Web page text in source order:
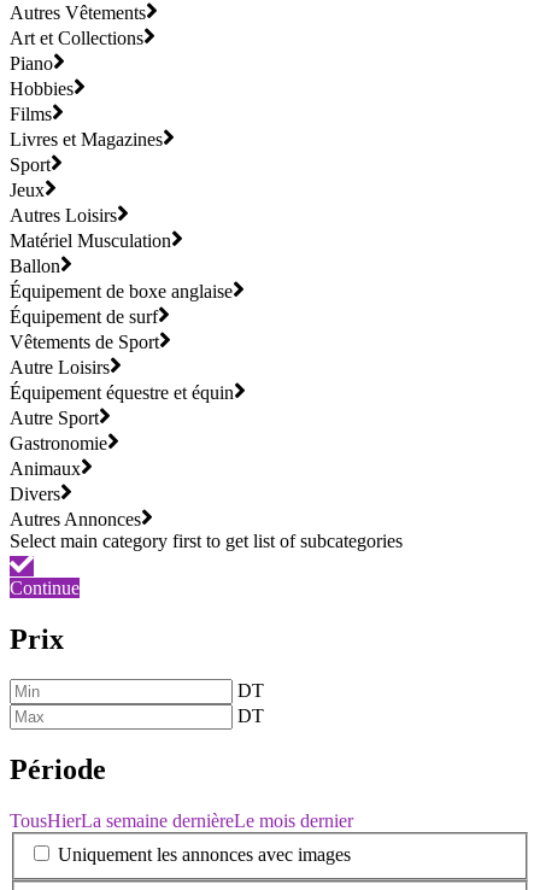
Autres Vêtements
Art et Collections
Piano
Hobbies
Films
Livres et Magazines
Sport
Jeux
Autres Loisirs
Matériel Musculation
Ballon
Équipement de boxe anglaise
Équipement de surf
Vêtements de Sport
Autre Loisirs
Équipement équestre et équin
Autre Sport
Gastronomie
Animaux
Divers
Autres Annonces
Continue
Prix
DT
DT
Période
TousHierLa semaine dernièreLe mois dernier
Uniquement les annonces avec images